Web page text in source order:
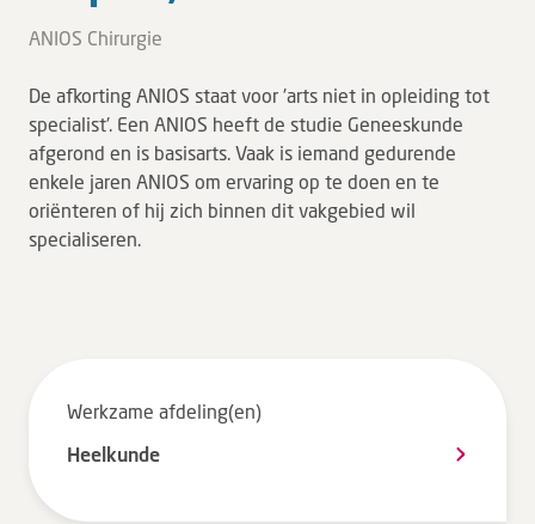
Tarieven en vergoeding
Uw gegevens
Wachttijden
Bezoek
Over ons
Verwijzers
ANIOS Chirurgie
De afkorting ANIOS staat voor 'arts niet in opleiding tot
specialist'. Een ANIOS heeft de studie Geneeskunde
afgerond en is basisarts. Vaak is iemand gedurende
enkele jaren ANIOS om ervaring op te doen en te
oriënteren of hij zich binnen dit vakgebied wil
specialiseren.
Werkzame afdeling(en)
Heelkunde